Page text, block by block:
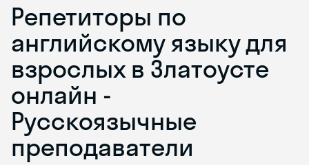
Репетиторы по
английскому языку для
взрослых в Златоусте
онлайн -
Русскоязычные
преподаватели
Skyeng Chat